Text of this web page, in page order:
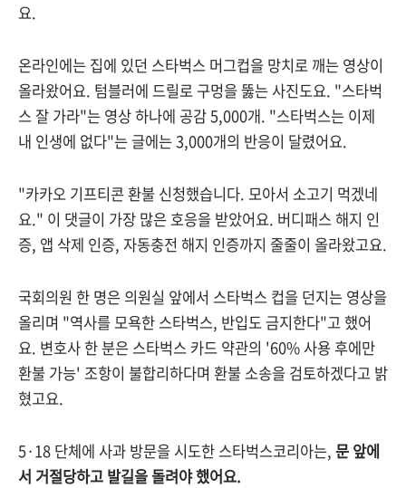
요.
온라인에는 집에 있던 스타벅스 머그컵을 망치로 깨는 영상이
올라왔어요. 텀블러에 드릴로 구멍을 뚫는 사진도요. "스타벅
스 잘 가라"는 영상 하나에 공감 5,000개. "스타벅스는 이제
내 인생에 없다"는 글에는 3,000개의 반응이 달렸어요.
"카카오 기프티콘 환불 신청했습니다. 모아서 소고기 먹겠네
요." 이 댓글이 가장 많은 호응을 받았어요. 버디패스 해지 인
증, 앱 삭제 인증, 자동충전 해지 인증까지 줄줄이 올라왔고요.
국회의원 한 명은 의원실 앞에서 스타벅스 컵을 던지는 영상을
올리며 "역사를 모욕한 스타벅스, 반입도 금지한다"고 했어
요. 변호사 한 분은 스타벅스 카드 약관의 '60% 사용 후에만
환불 가능' 조항이 불합리하다며 환불 소송을 검토하겠다고 밝
혔고요.
5·18 단체에 사과 방문을 시도한 스타벅스코리아는, 문 앞에
서 거절당하고 발길을 돌려야 했어요.